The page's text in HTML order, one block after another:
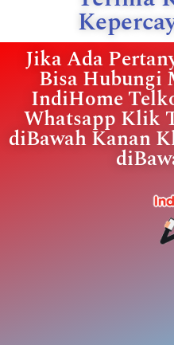
Jika Ada
Bisa Hubungi
IndiHome
Whatsapp Klik
diBawah Kanan